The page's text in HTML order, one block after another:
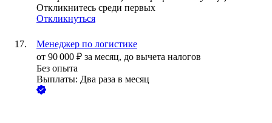
Откликнитесь среди первых
Откликнуться
Менеджер по логистике
от 90 000 ₽ за месяц, до вычета налогов
Без опыта
Выплаты: Два раза в месяц